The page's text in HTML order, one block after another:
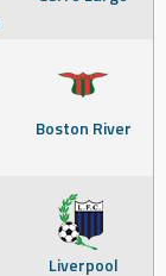
Boston River
Liverpool